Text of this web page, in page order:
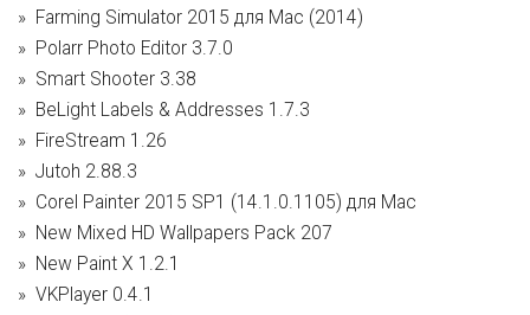
Farming Simulator 2015 для Mac (2014)
Polarr Photo Editor 3.7.0
Smart Shooter 3.38
BeLight Labels & Addresses 1.7.3
FireStream 1.26
Jutoh 2.88.3
Corel Painter 2015 SP1 (14.1.0.1105) для Mac
New Mixed HD Wallpapers Pack 207
New Paint X 1.2.1
VKPlayer 0.4.1